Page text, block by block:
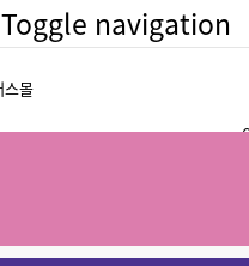
Toggle navigation
6
3